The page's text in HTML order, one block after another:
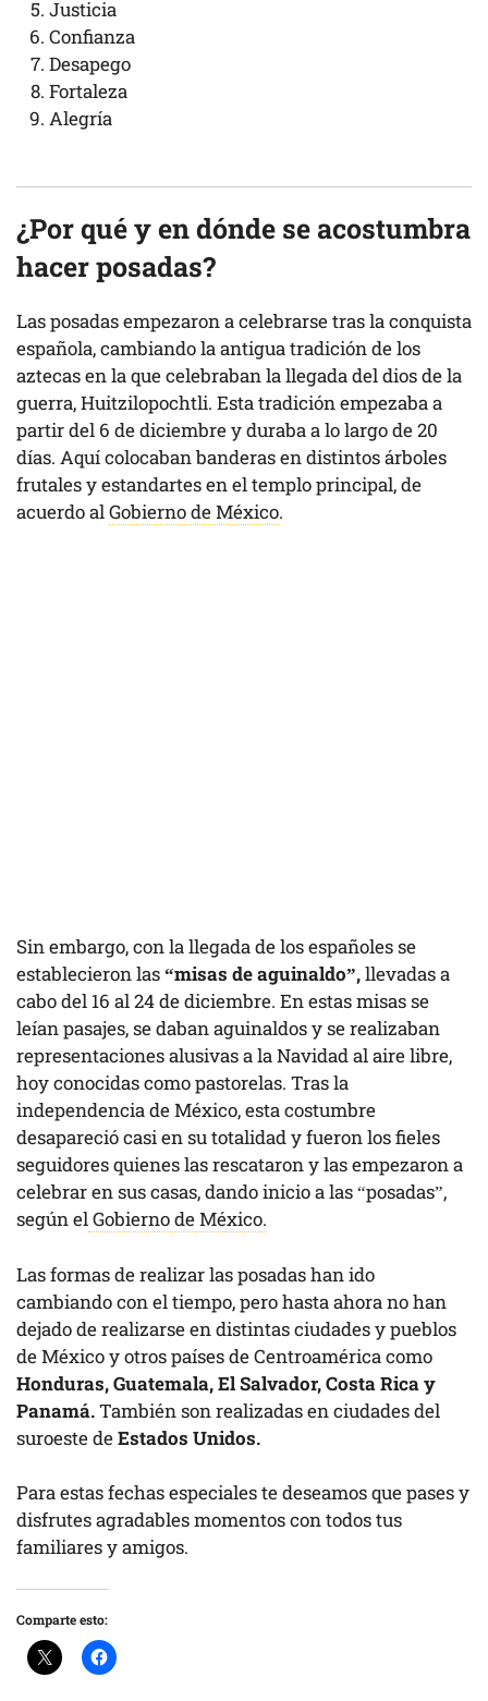
Justicia
Confianza
Desapego
Fortaleza
Alegría
¿Por qué y en dónde se acostumbra
hacer posadas?
Las posadas empezaron a celebrarse tras la conquista
española, cambiando la antigua tradición de los
aztecas en la que celebraban la llegada del dios de la
guerra, Huitzilopochtli. Esta tradición empezaba a
partir del 6 de diciembre y duraba a lo largo de 20
días. Aquí colocaban banderas en distintos árboles
frutales y estandartes en el templo principal, de
acuerdo alGobierno de México.
Sin embargo, con la llegada de los españoles se
establecieron las“misas de aguinaldo”,llevadas a
cabo del 16 al 24 de diciembre. En estas misas se
leían pasajes, se daban aguinaldos y se realizaban
representaciones alusivas a la Navidad al aire libre,
hoy conocidas como pastorelas. Tras la
independencia de México, esta costumbre
desapareció casi en su totalidad y fueron los fieles
seguidores quienes las rescataron y las empezaron a
celebrar en sus casas, dando inicio a las “posadas”,
según elGobierno de México.
Las formas de realizar las posadas han ido
cambiando con el tiempo, pero hasta ahora no han
dejado de realizarse en distintas ciudades y pueblos
de México y otros países de Centroamérica como
Honduras, Guatemala, El Salvador, Costa Rica y
Panamá.También son realizadas en ciudades del
suroeste deEstados Unidos.
Para estas fechas especiales te deseamos que pases y
disfrutes agradables momentos con todos tus
familiares y amigos.
Comparte esto: